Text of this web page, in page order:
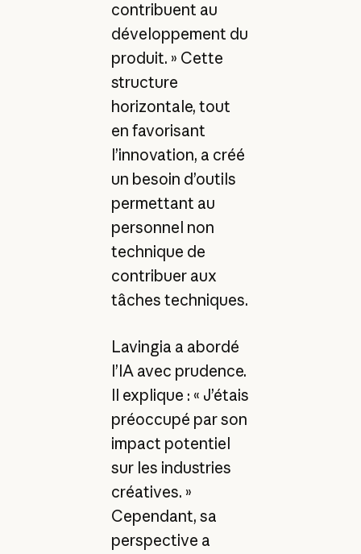
contribuent au
développement du
produit. » Cette
structure
horizontale, tout
en favorisant
l’innovation, a créé
un besoin d’outils
permettant au
personnel non
technique de
contribuer aux
tâches techniques.
Lavingia a abordé
l’IA avec prudence.
Il explique : « J’étais
préoccupé par son
impact potentiel
sur les industries
créatives. »
Cependant, sa
perspective a